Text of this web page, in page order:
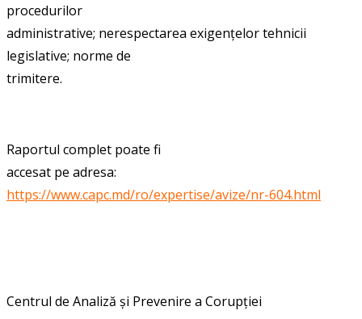
procedurilor
administrative; nerespectarea exigențelor tehnicii
legislative; norme de
trimitere.
Raportul complet poate fi
accesat pe adresa:
https://www.capc.md/ro/expertise/avize/nr-604.html
Centrul de Analiză și Prevenire a Corupției